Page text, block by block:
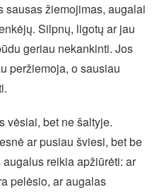
sausas žiemojimas, augalai
Silpnų, ligotų ar jau
geriau nekankinti. Jos
peržiemoja, o sausiau
vėsiai, bet ne šaltyje.
ar pusiau šviesi, bet be
reikia apžiūrėti: ar
pelėsio, ar augalas